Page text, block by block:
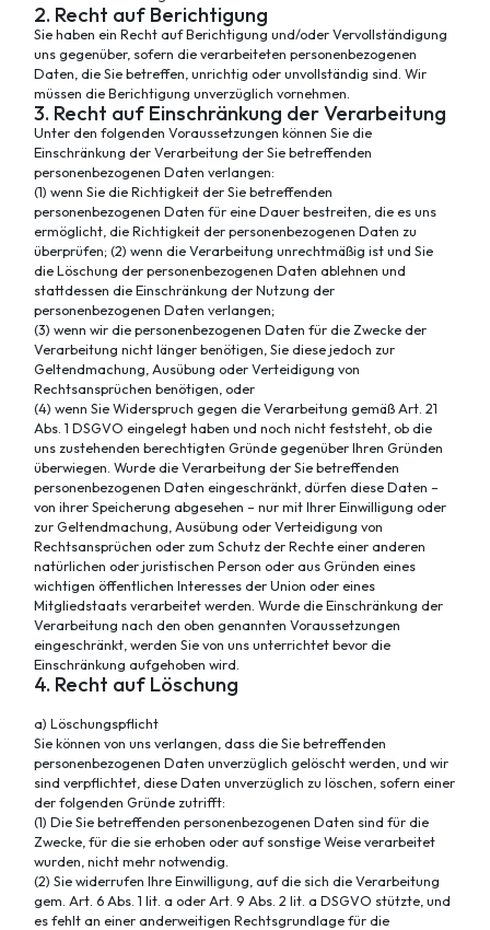
2. Recht auf Berichtigung
Sie haben ein Recht auf Berichtigung und/oder Vervollständigung
uns gegenüber, sofern die verarbeiteten personenbezogenen
Daten, die Sie betreffen, unrichtig oder unvollständig sind. Wir
müssen die Berichtigung unverzüglich vornehmen.
3. Recht auf Einschränkung der Verarbeitung
Unter den folgenden Voraussetzungen können Sie die
Einschränkung der Verarbeitung der Sie betreffenden
personenbezogenen Daten verlangen:
(1) wenn Sie die Richtigkeit der Sie betreffenden
personenbezogenen Daten für eine Dauer bestreiten, die es uns
ermöglicht, die Richtigkeit der personenbezogenen Daten zu
überprüfen; (2) wenn die Verarbeitung unrechtmäßig ist und Sie
die Löschung der personenbezogenen Daten ablehnen und
stattdessen die Einschränkung der Nutzung der
personenbezogenen Daten verlangen;
(3) wenn wir die personenbezogenen Daten für die Zwecke der
Verarbeitung nicht länger benötigen, Sie diese jedoch zur
Geltendmachung, Ausübung oder Verteidigung von
Rechtsansprüchen benötigen, oder
(4) wenn Sie Widerspruch gegen die Verarbeitung gemäß Art. 21
Abs. 1 DSGVO eingelegt haben und noch nicht feststeht, ob die
uns zustehenden berechtigten Gründe gegenüber Ihren Gründen
überwiegen. Wurde die Verarbeitung der Sie betreffenden
personenbezogenen Daten eingeschränkt, dürfen diese Daten –
von ihrer Speicherung abgesehen – nur mit Ihrer Einwilligung oder
zur Geltendmachung, Ausübung oder Verteidigung von
Rechtsansprüchen oder zum Schutz der Rechte einer anderen
natürlichen oder juristischen Person oder aus Gründen eines
wichtigen öffentlichen Interesses der Union oder eines
Mitgliedstaats verarbeitet werden. Wurde die Einschränkung der
Verarbeitung nach den oben genannten Voraussetzungen
eingeschränkt, werden Sie von uns unterrichtet bevor die
Einschränkung aufgehoben wird.
4. Recht auf Löschung
a) Löschungspflicht
Sie können von uns verlangen, dass die Sie betreffenden
personenbezogenen Daten unverzüglich gelöscht werden, und wir
sind verpflichtet, diese Daten unverzüglich zu löschen, sofern einer
der folgenden Gründe zutrifft:
(1) Die Sie betreffenden personenbezogenen Daten sind für die
Zwecke, für die sie erhoben oder auf sonstige Weise verarbeitet
wurden, nicht mehr notwendig.
(2) Sie widerrufen Ihre Einwilligung, auf die sich die Verarbeitung
gem. Art. 6 Abs. 1 lit. a oder Art. 9 Abs. 2 lit. a DSGVO stützte, und
es fehlt an einer anderweitigen Rechtsgrundlage für die